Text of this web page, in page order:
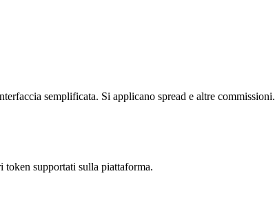
semplificata. Si applicano spread e altre commissioni.
token supportati sulla piattaforma.